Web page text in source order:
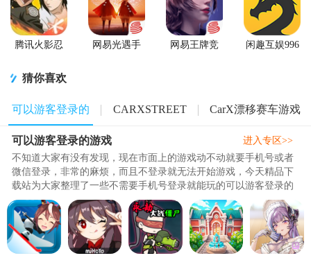
腾讯火影忍
网易光遇手
网易王牌竞
闲趣互娱996
猜你喜欢
可以游客登录的
游戏
CARXSTREET CarX漂移赛车游戏
合集
可以游客登录的游戏
不知道大家有没有发现，现在市面上的游戏动不动就要手机号或者
微信登录，非常的麻烦，而且不登录就无法开始游戏，今天精品下
载站为大家整理了一些不需要手机号登录就能玩的可以游客登录的
手游，非常的好玩有趣，而且不需要实名认证，有需要的朋友们可
以来看看哦,小编为大家整理的游戏都是允许玩家以游客身份进行登
录，无需注册账号或提供个人信息，是不是看着非常不错呢？感兴
趣的朋友快来下载试试吧！..
进入专区>>